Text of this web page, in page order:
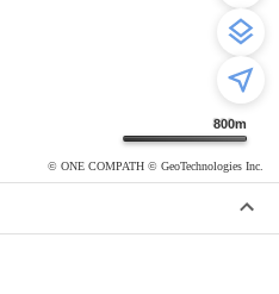
800m
© ONE COMPATH © GeoTechnologies Inc.